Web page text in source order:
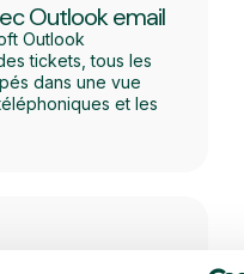
Outlook email
Outlook
tickets, tous les
dans une vue
et les